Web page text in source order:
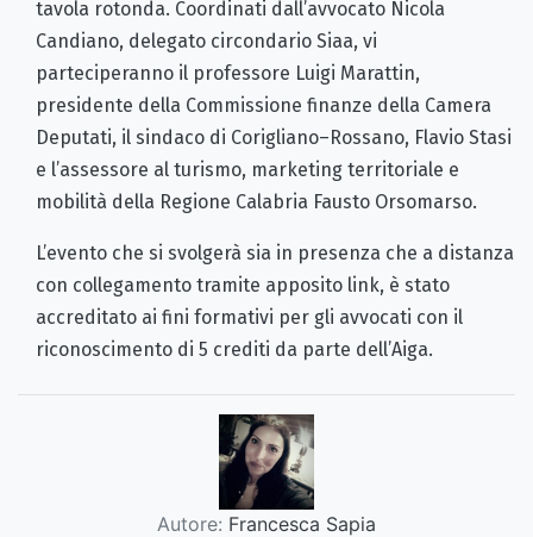
tavola rotonda. Coordinati dall’avvocato Nicola
Candiano, delegato circondario Siaa, vi
parteciperanno il professore Luigi Marattin,
presidente della Commissione finanze della Camera
Deputati, il sindaco di Corigliano–Rossano, Flavio Stasi
e l’assessore al turismo, marketing territoriale e
mobilità della Regione Calabria Fausto Orsomarso.
L’evento che si svolgerà sia in presenza che a distanza
con collegamento tramite apposito link, è stato
accreditato ai fini formativi per gli avvocati con il
riconoscimento di 5 crediti da parte dell’Aiga.
Autore: Francesca Sapia